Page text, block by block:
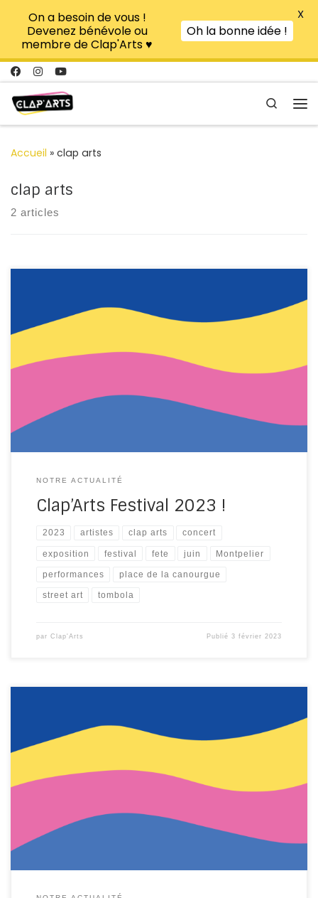
Passer au contenu
Search
Accueil » clap arts
clap arts
2 articles
Le Clap’Arts Festival aura lieu le dimanche 18 juin 2023 à
de vous retrouver cette année pour une belle journée
artistique, festive et pleine de surprises. Nous
et ses rues adjacentes à Montpellier, […]
NOTRE ACTUALITÉ
Clap’Arts Festival 2023 !
2023 artistes clap arts concert
exposition festival fete juin Montpelier
performances place de la canourgue
street art tombola
par Clap'Arts Publié3 février 2023
La date est arrêtée et notre Clap’Arts Festival aura lieu
Nous sommes d’avance très heureuses (nous sommes
que des filles bénévoles dans l’association
) de vous
Canourgue pour […]
On a besoin de vous !
Devenez bénévole ou
membre de Clap'Arts ♥
Oh la bonne idée !
X